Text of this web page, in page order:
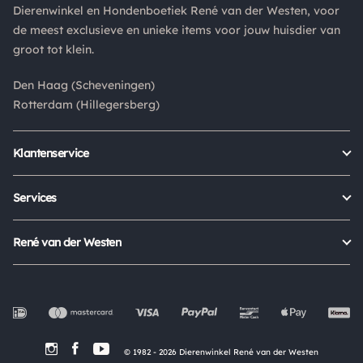
Is een product dat je besteld hebt niet naar wens? Dan kan je
het product altijd retourneren binnen 14 dagen. De
retourkosten bedragen € 6.75 en zijn voor eigen rekening.
pakketten die bij een pakketpunt worden geleverd halen wij
niet af.
Dierenwinkel en Hondenboetiek René van der Westen, voor
de meest exclusieve en unieke items voor jouw huisdier van
groot tot klein.
Den Haag (Scheveningen)
Rotterdam (Hillegersberg)
Klantenservice
Status bestelling
Mijn account
Services
René van der Westen
Werken bij
In de Media
© 1982 - 2026 Dierenwinkel René van der Westen